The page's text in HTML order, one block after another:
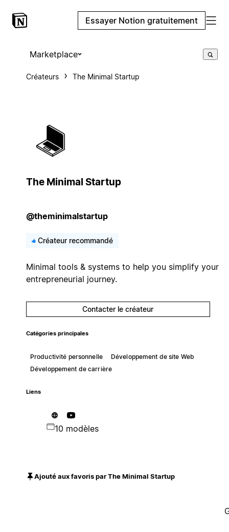
Essayer Notion gratuitement
Marketplace
Créateurs The Minimal Startup
The Minimal Startup
@theminimalstartup
Créateur recommandé
Minimal tools & systems to help you simplify your
entrepreneurial journey.
Contacter le créateur
Catégories principales
Productivité personnelle
Développement de site Web
Développement de carrière
Liens
10 modèles
Ajouté aux favoris par The Minimal Startup